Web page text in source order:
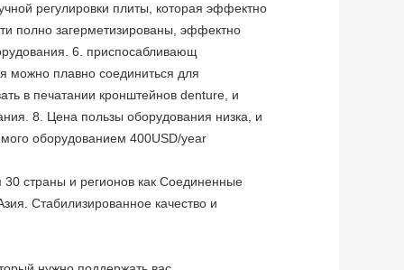
регулировки плиты, которая эффектно
полно загерметизированы, эффектно
6. приспосабливающ
можно плавно соединиться для
в печатании кронштейнов denture, и
8. Цена пользы оборудования низка, и
оборудованием 400USD/year
страны и регионов как Соединенные
Стабилизированное качество и